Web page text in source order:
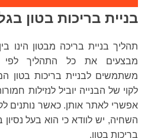
בניית בריכות בטון
תהליך בניית בריכה מבטון הינו
מבצעים את כל התהליך
משתמשים לבניית בריכות בטון
לקוי של הבנייה יוביל לנזילות
אפשרי לאתר אותן. כאשר נותנים
השחיה, יש לוודא כי הוא בעל
בריכות בטון.